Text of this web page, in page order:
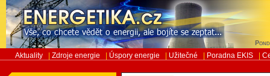
Aktuality Zdroje energie Úspory energie Užitečné Poradna EKIS